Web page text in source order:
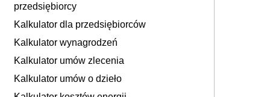
przedsiębiorcy
Kalkulator dla przedsiębiorców
Kalkulator wynagrodzeń
Kalkulator umów zlecenia
Kalkulator umów o dzieło